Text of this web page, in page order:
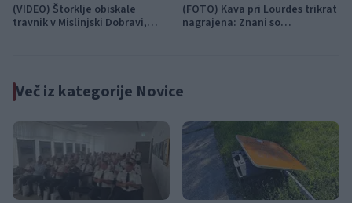
(VIDEO) Štorklje obiskale
travnik v Mislinjski Dobravi,
(FOTO) Kava pri Lourdes trikrat
nagrajena: Znani so
Več iz kategorije Novice